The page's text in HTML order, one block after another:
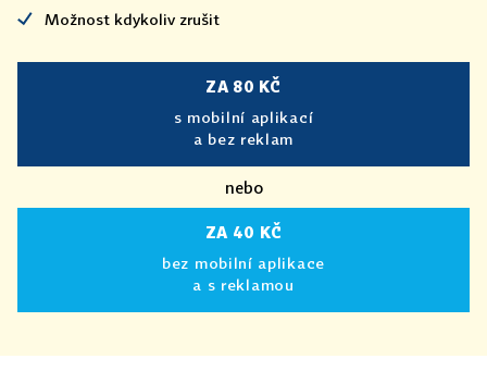
Možnost kdykoliv zrušit
ZA 80 KČ
s mobilní aplikací
a bez reklam
nebo
ZA 40 KČ
bez mobilní aplikace
a s reklamou